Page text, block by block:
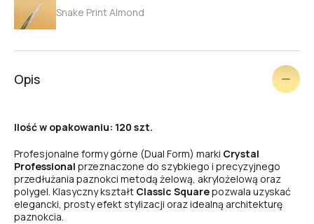
Snake Print Almond
Arched Ballerina
Ballerina
Opis
Ilość w opakowaniu: 120 szt.
Profesjonalne formy górne (Dual Form) marki Crystal
Professional przeznaczone do szybkiego i precyzyjnego
przedłużania paznokci metodą żelową, akrylożelową oraz
polygel. Klasyczny kształt Classic Squarepozwala uzyskać
elegancki, prosty efekt stylizacji oraz idealną architekturę
paznokcia.